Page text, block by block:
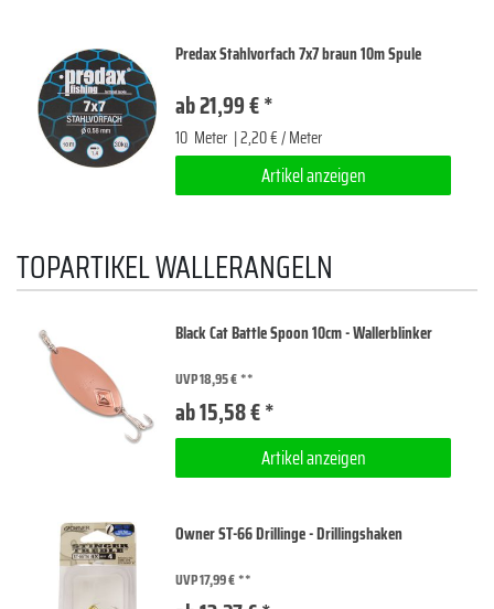
Predax Stahlvorfach 7x7 braun 10m Spule
ab 21,99 € *
10 Meter | 2,20 € / Meter
Artikel anzeigen
TOPARTIKEL WALLERANGELN
Black Cat Battle Spoon 10cm - Wallerblinker
UVP 18,95 €
ab 15,58 € *
Artikel anzeigen
Owner ST-66 Drillinge - Drillingshaken
UVP 17,99 €